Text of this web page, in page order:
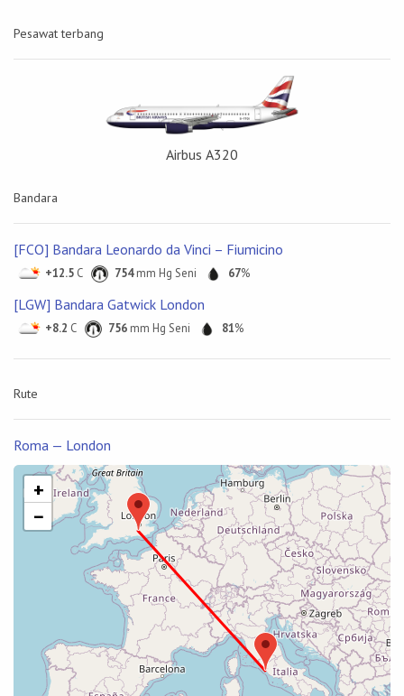
Pesawat terbang
Airbus А320
Bandara
[FCO] Bandara Leonardo da Vinci – Fiumicino
+12.5 C 754mm Hg Seni 67%
[LGW] Bandara Gatwick London
+8.2 C 756 mm Hg Seni 81%
Rute
Roma — London
+
−